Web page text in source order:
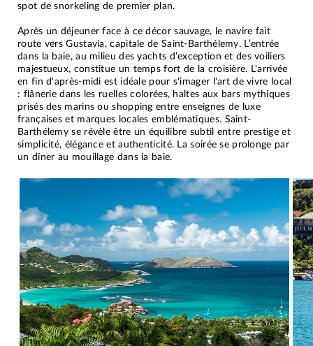
spot de snorkeling de premier plan.
Après un déjeuner face à ce décor sauvage, le navire fait
route vers Gustavia, capitale de Saint-Barthélemy. L’entrée
dans la baie, au milieu des yachts d’exception et des voiliers
majestueux, constitue un temps fort de la croisière. L'arrivée
en fin d'après-midi est idéale pour s'imager l'art de vivre local
: flânerie dans les ruelles colorées, haltes aux bars mythiques
prisés des marins ou shopping entre enseignes de luxe
françaises et marques locales emblématiques. Saint-
Barthélemy se révèle être un équilibre subtil entre prestige et
simplicité, élégance et authenticité. La soirée se prolonge par
un dîner au mouillage dans la baie.